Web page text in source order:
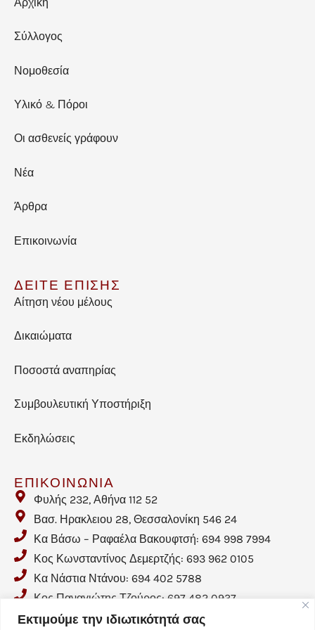
Εκτιμούμε την ιδιωτικότητά σας
Σύλλογος
Νομοθεσία
Υλικό & Πόροι
Οι ασθενείς γράφουν
Νέα
Άρθρα
Επικοινωνία
ΔΕΙΤΕ ΕΠΙΣΗΣ
Αίτηση νέου μέλους
Δικαιώματα
Ποσοστά αναπηρίας
Συμβουλευτική Υποστήριξη
Εκδηλώσεις
ΕΠΙΚΟΙΝΩΝΙΑ
Φυλής 232, Αθήνα 112 52
Βασ. Ηρακλειου 28, Θεσσαλονίκη 546 24
Κα Βάσω – Ραφαέλα Βακουφτσή: 694 998 7994
Κος Κωνσταντίνος Δεμερτζής: 693 962 0105
Κα Νάστια Ντάνου: 694 402 5788
Κος Παναγιώτης Τζούρος: 697 482 0937
Email: info@crohnhellas.gr